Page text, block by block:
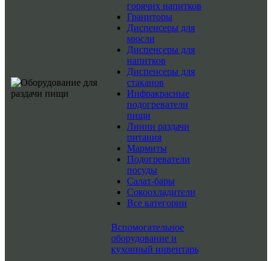
горячих напитков
Граниторы
Диспенсеры для
мюсли
Диспенсеры для
напитков
Диспенсеры для
стаканов
Инфракрасные
подогреватели
пищи
Линии раздачи
питания
Мармиты
Подогреватели
посуды
Салат-бары
Сокоохладители
Все категории
Вспомогательное
оборудование и
кухонный инвентарь